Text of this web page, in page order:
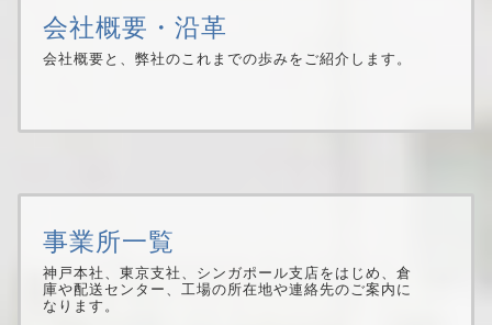
て、新たに役員２名が選任され、令和４年６月１日付にて
就任いたしました。
会社概要・沿革
会社概要と、弊社のこれまでの歩みをご紹介します。
事業所一覧
神戸本社、東京支社、シンガポール支店をはじめ、倉
庫や配送センター、工場の所在地や連絡先のご案内に
なります。